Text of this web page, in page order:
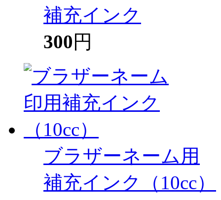
補充インク
300円
ブラザーネーム用
補充インク（10cc）